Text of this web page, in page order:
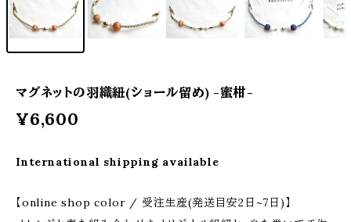
マグネットの羽織紐(ショール留め) -蜜柑-
¥6,600
International shipping available
【online shop color / 受注生産(発送目安2日~7日)】